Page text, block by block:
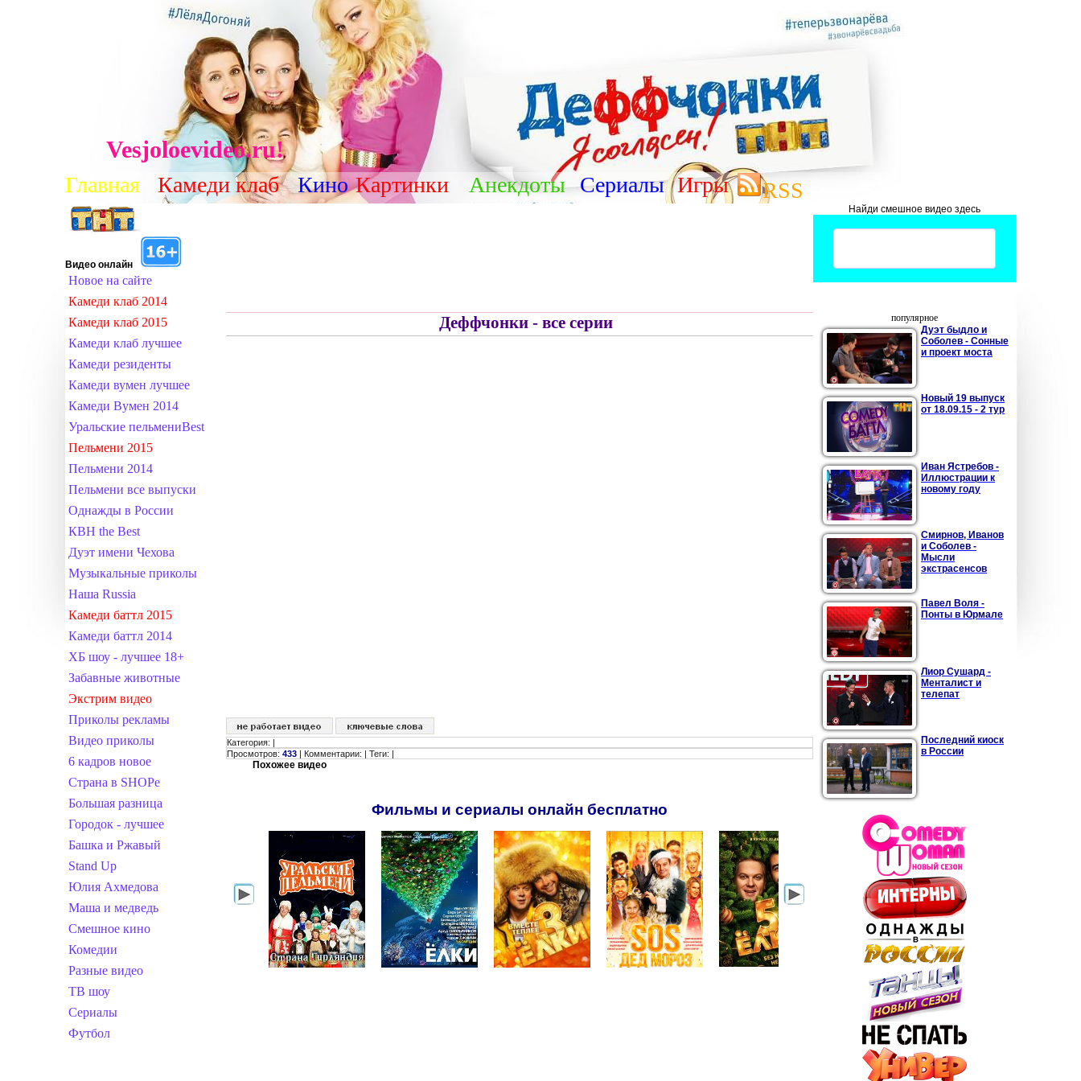
Vesjoloevideo.ru!
Главная Камеди клаб Кино Картинки Анекдоты Сериалы Игры RSS
Видео онлайн
Новое на сайте
Камеди клаб 2014
Найди смешное видео здесь
Камеди клаб 2015
Камеди клаб лучшее
Камеди резиденты
Камеди вумен лучшее
Камеди Вумен 2014
Уральские пельмениBest
Пельмени 2015
Пельмени 2014
Пельмени все выпуски
Однажды в России
КВН the Best
Дуэт имени Чехова
Музыкальные приколы
Наша Russia
Камеди баттл 2015
Камеди баттл 2014
ХБ шоу - лучшее 18+
Забавные животные
Экстрим видео
Приколы рекламы
Видео приколы
6 кадров новое
Страна в SHOPe
Большая разница
Городок - лучшее
Башка и Ржавый
Stand Up
Юлия Ахмедова
Маша и медведь
Смешное кино
Комедии
Разные видео
ТВ шоу
Сериалы
Футбол
Деффчонки - все серии
Категория: |
Просмотров: 433 | Комментарии: | Теги: |
Похожее видео
Фильмы и сериалы онлайн бесплатно
популярное
Дуэт быдло и
Соболев - Сонные
и проект моста
Новый 19 выпуск
от 18.09.15 - 2 тур
Иван Ястребов -
Иллюстрации к
новому году
Смирнов, Иванов
и Соболев -
Мысли
экстрасенсов
Павел Воля -
Понты в Юрмале
Лиор Сушард -
Менталист и
телепат
Последний киоск
в России